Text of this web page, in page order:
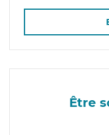
Être